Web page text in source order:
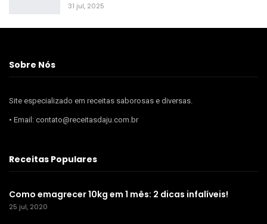
31 jul, 2025
Sobre Nós
Site especializado em receitas saborosas e diversas.
• Email: contato@receitasdaju.com.br
Receitas Populares
Como emagrecer 10kg em 1 mês: 2 dicas infalíveis!
25 jul, 2020